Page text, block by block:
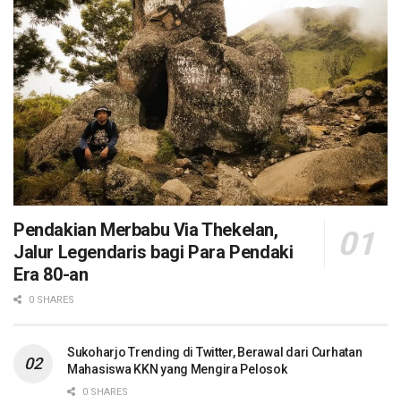
Pendakian Merbabu Via Thekelan,
Jalur Legendaris bagi Para Pendaki
Era 80-an
0 SHARES
Sukoharjo Trending di Twitter, Berawal dari Curhatan
Mahasiswa KKN yang Mengira Pelosok
0 SHARES